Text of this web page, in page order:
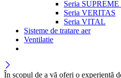
Seria
Seria VERITAS
Seria VITAL
Sisteme de tratare aer
Ventilatie
În scopul de a vă oferi o experiență